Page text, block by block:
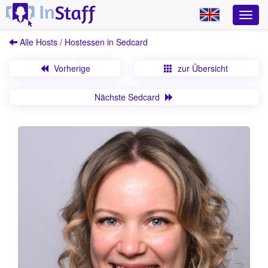
Alle Hosts / Hostessen in Sedcard
Vorherige zur Übersicht
Nächste Sedcard